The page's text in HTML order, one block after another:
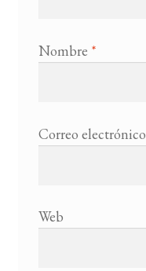
Nombre *
Correo electrónico
Web